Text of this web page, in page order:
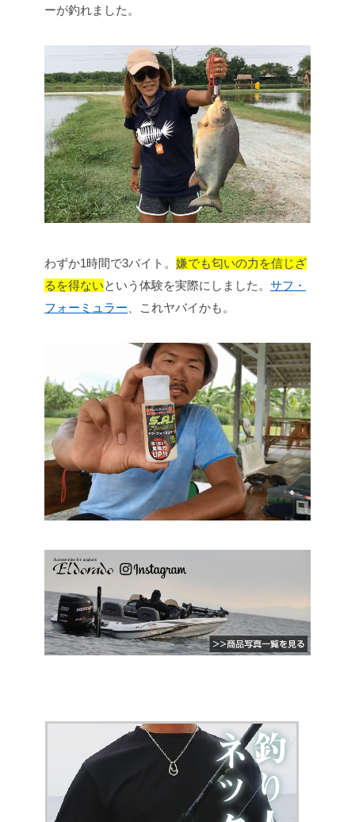
ーが釣れました。
わずか1時間で3バイト。 嫌でも匂いの力を信じざ
るを得ないという体験を実際にしました。 サフ・
フォーミュラー 、これヤバイかも。